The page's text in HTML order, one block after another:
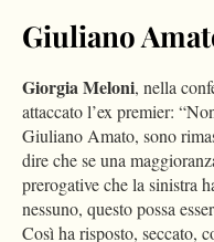
Giuliano
Giorgia Meloni, nella
attaccato l’ex premier:
Giuliano Amato, sono
dire che se una
prerogative che la sinistra
nessuno, questo possa
Così ha risposto, seccato,